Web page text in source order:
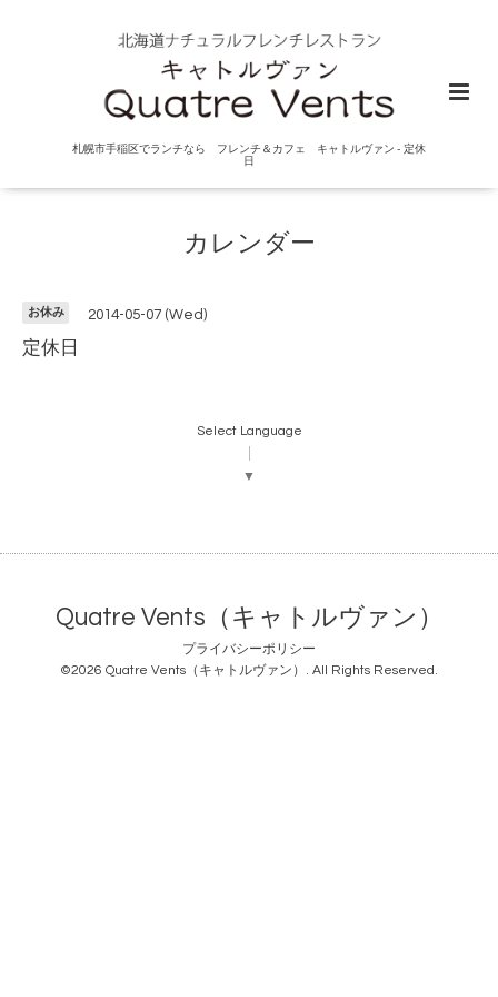
札幌市手稲区でランチなら フレンチ＆カフェ キャトルヴァン - 定休
日
カレンダー
お休み 2014-05-07 (Wed)
定休日
Select Language
▼
Quatre Vents（キャトルヴァン）
プライバシーポリシー
©2026 Quatre Vents（キャトルヴァン） . All Rights Reserved.